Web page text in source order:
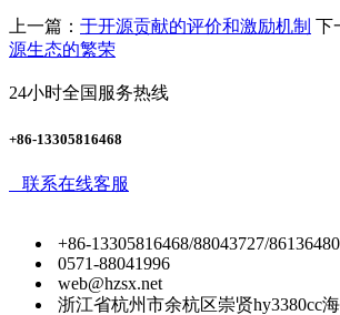
上一篇： 于开源贡献的评价和激励机制 下
源生态的繁荣
24小时全国服务热线
+86-13305816468
联系在线客服
+86-13305816468/88043727/86136480
0571-88041996
web@hzsx.net
浙江省杭州市余杭区崇贤hy3380cc